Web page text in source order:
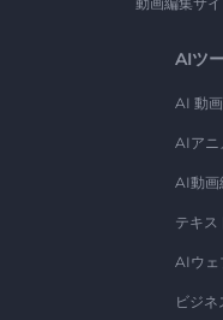
AIツ
AI 動
AIアニ
AI動画
テキス
AIウェ
ビジ